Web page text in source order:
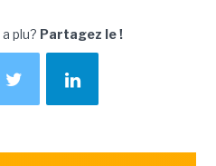
plu? Partagez le !